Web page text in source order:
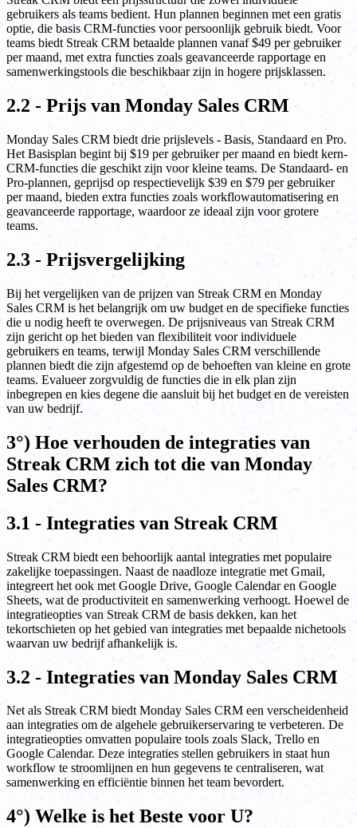
gebruikers als teams bedient. Hun plannen beginnen met een gratis
optie, die basis CRM-functies voor persoonlijk gebruik biedt. Voor
teams biedt Streak CRM betaalde plannen vanaf $49 per gebruiker
per maand, met extra functies zoals geavanceerde rapportage en
samenwerkingstools die beschikbaar zijn in hogere prijsklassen.
2.2 - Prijs van Monday Sales CRM
Monday Sales CRM biedt drie prijslevels - Basis, Standaard en Pro.
Het Basisplan begint bij $19 per gebruiker per maand en biedt kern-
CRM-functies die geschikt zijn voor kleine teams. De Standaard- en
Pro-plannen, geprijsd op respectievelijk $39 en $79 per gebruiker
per maand, bieden extra functies zoals workflowautomatisering en
geavanceerde rapportage, waardoor ze ideaal zijn voor grotere
teams.
2.3 - Prijsvergelijking
Bij het vergelijken van de prijzen van Streak CRM en Monday
Sales CRM is het belangrijk om uw budget en de specifieke functies
die u nodig heeft te overwegen. De prijsniveaus van Streak CRM
zijn gericht op het bieden van flexibiliteit voor individuele
gebruikers en teams, terwijl Monday Sales CRM verschillende
plannen biedt die zijn afgestemd op de behoeften van kleine en grote
teams. Evalueer zorgvuldig de functies die in elk plan zijn
inbegrepen en kies degene die aansluit bij het budget en de vereisten
van uw bedrijf.
3°) Hoe verhouden de integraties van
Streak CRM zich tot die van Monday
Sales CRM?
3.1 - Integraties van Streak CRM
Streak CRM biedt een behoorlijk aantal integraties met populaire
zakelijke toepassingen. Naast de naadloze integratie met Gmail,
integreert het ook met Google Drive, Google Calendar en Google
Sheets, wat de productiviteit en samenwerking verhoogt. Hoewel de
integratieopties van Streak CRM de basis dekken, kan het
tekortschieten op het gebied van integraties met bepaalde nichetools
waarvan uw bedrijf afhankelijk is.
3.2 - Integraties van Monday Sales CRM
Net als Streak CRM biedt Monday Sales CRM een verscheidenheid
aan integraties om de algehele gebruikerservaring te verbeteren. De
integratieopties omvatten populaire tools zoals Slack, Trello en
Google Calendar. Deze integraties stellen gebruikers in staat hun
workflow te stroomlijnen en hun gegevens te centraliseren, wat
samenwerking en efficiëntie binnen het team bevordert.
4°) Welke is het Beste voor U?